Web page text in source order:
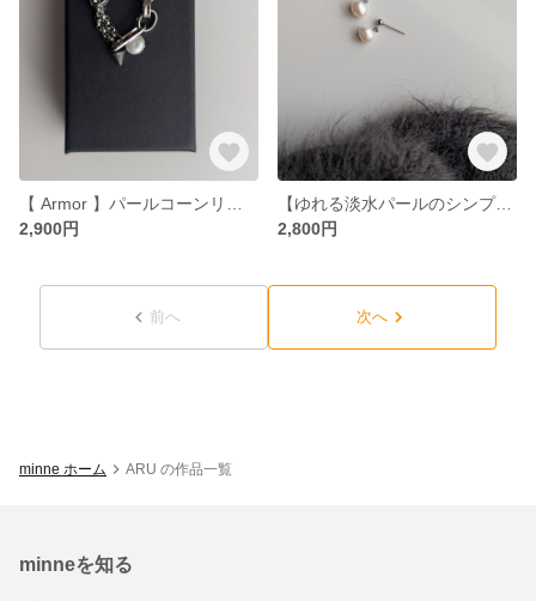
2,900円
【ゆれる淡水パールのシンプルピアス 】イヤリング サージカルステンレス パール 淡水パール バロックパール
2,800円
前へ 次へ
minne ホーム ARU の作品一覧
minneを知る